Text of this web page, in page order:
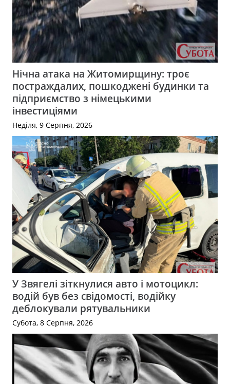
Нічна атака на Житомирщину: троє
постраждалих, пошкоджені будинки та
підприємство з німецькими
інвестиціями
Неділя, 9 Серпня, 2026
У Звягелі зіткнулися авто і мотоцикл:
водій був без свідомості, водійку
деблокували рятувальники
Субота, 8 Серпня, 2026